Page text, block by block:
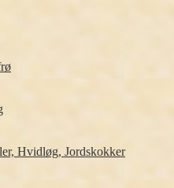
Hvidløg, Jordskokker